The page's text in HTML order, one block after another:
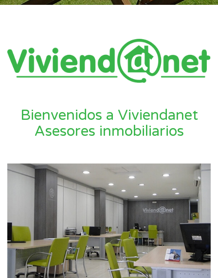
Bienvenidos a Viviendanet
Asesores inmobiliarios